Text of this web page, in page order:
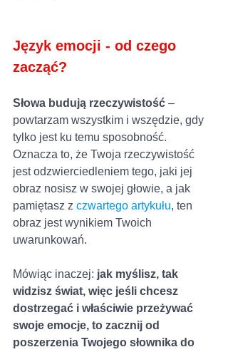
Język emocji - od czego
zacząć?
Słowa budują rzeczywistość –
powtarzam wszystkim i wszędzie, gdy
tylko jest ku temu sposobność.
Oznacza to, że Twoja rzeczywistość
jest odzwierciedleniem tego, jaki jej
obraz nosisz w swojej głowie, a jak
pamiętasz z czwartego artykułu, ten
obraz jest wynikiem Twoich
uwarunkowań.
Mówiąc inaczej: jak myślisz, tak
widzisz świat, więc jeśli chcesz
dostrzegać i właściwie przeżywać
swoje emocje, to zacznij od
poszerzenia Twojego słownika do